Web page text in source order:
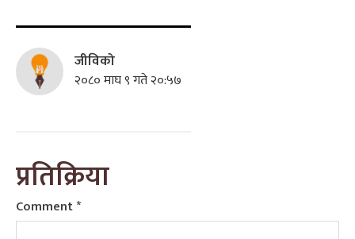
जीविको
२०८० माघ ९ गते २०:५७
प्रतिक्रिया
Comment*